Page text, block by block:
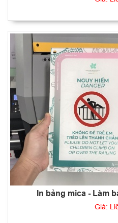
In bảng mica - Làm
Giá: